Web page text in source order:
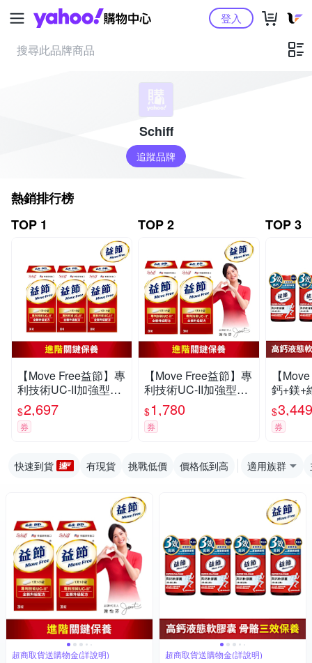
Yahoo購物中心登入
Schiff
追蹤品牌
熱銷排行榜
TOP 1
【Move Free益節】專
利技術UC-II加強型迷
你錠 (30錠x3瓶)
$2,697
券
TOP 2
【Move Free益節】專
利技術UC-II加強型迷
你錠 (30錠x2瓶)
$1,780
券
TOP 3
【
鈣+鎂+
軟膠
$3,449
券
快速到貨 有現貨 挑戰低價 價格低到高 適用族群
超商取貨送購物金(詳說明) 超商取貨送購物金(詳說明)